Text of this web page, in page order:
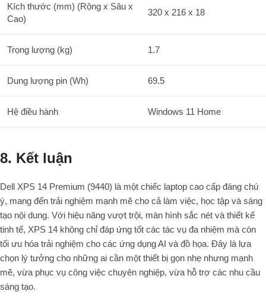
Kích thước (mm) (Rộng x Sâu x
Cao)
320 x 216 x 18
Trọng lượng (kg) 1.7
Dung lượng pin (Wh) 69.5
Hệ điều hành Windows 11 Home
8. Kết luận
Dell XPS 14 Premium (9440) là một chiếc laptop cao cấp đáng chú
ý, mang đến trải nghiệm mạnh mẽ cho cả làm việc, học tập và sáng
tạo nội dung. Với hiệu năng vượt trội, màn hình sắc nét và thiết kế
tinh tế, XPS 14 không chỉ đáp ứng tốt các tác vụ đa nhiệm mà còn
tối ưu hóa trải nghiệm cho các ứng dụng AI và đồ họa. Đây là lựa
chọn lý tưởng cho những ai cần một thiết bị gọn nhẹ nhưng mạnh
mẽ, vừa phục vụ công việc chuyên nghiệp, vừa hỗ trợ các nhu cầu
sáng tạo.